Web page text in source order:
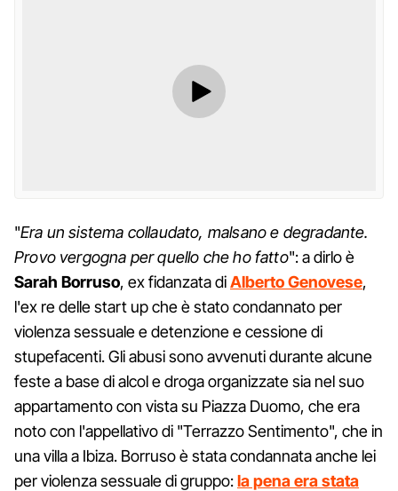
"Era un sistema collaudato, malsano e degradante.
Provo vergogna per quello che ho fatto": a dirlo è
Sarah Borruso, ex fidanzata diAlberto Genovese,
l'ex re delle start up che è stato condannato per
violenza sessuale e detenzione e cessione di
stupefacenti. Gli abusi sono avvenuti durante alcune
feste a base di alcol e droga organizzate sia nel suo
appartamento con vista su Piazza Duomo, che era
noto con l'appellativo di "Terrazzo Sentimento", che in
una villa a Ibiza. Borruso è stata condannata anche lei
per violenza sessuale di gruppo:la pena era stata